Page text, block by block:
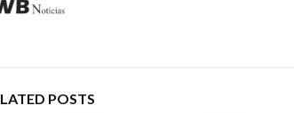
POSTS